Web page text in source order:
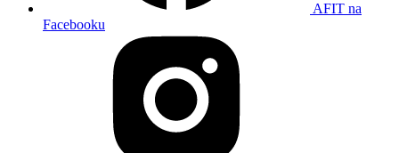
AFIT na
Facebooku